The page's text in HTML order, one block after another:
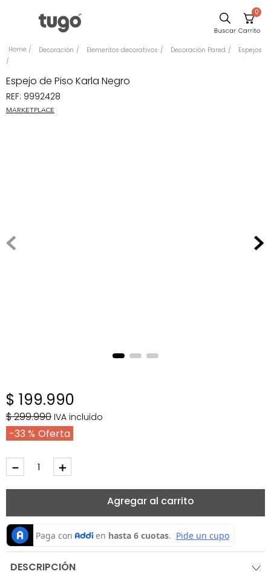
0
Decoración Elementos decorativos Decoración Pared Espejos
Espejo de Piso Karla Negro
REF: 9992428
MARKETPLACE
$ 199.990
$299.990 IVA incluido
33 %
＋
－
Agregar al carrito
DESCRIPCIÓN
Escritorio
Silla